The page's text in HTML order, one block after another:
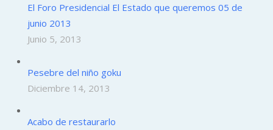
El Foro Presidencial El Estado que queremos 05 de
junio 2013
Junio 5, 2013
Pesebre del niño goku
Diciembre 14, 2013
Acabo de restaurarlo